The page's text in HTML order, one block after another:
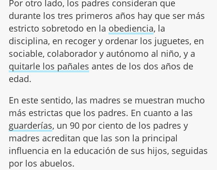
Por otro lado, los padres consideran que
durante los tres primeros años hay que ser más
estricto sobretodo en la obediencia, la
disciplina, en recoger y ordenar los juguetes, en
sociable, colaborador y autónomo al niño, y a
quitarle los pañales antes de los dos años de
edad.
En este sentido, las madres se muestran mucho
más estrictas que los padres. En cuanto a las
guarderías, un 90 por ciento de los padres y
madres acreditan que las son la principal
influencia en la educación de sus hijos, seguidas
por los abuelos.